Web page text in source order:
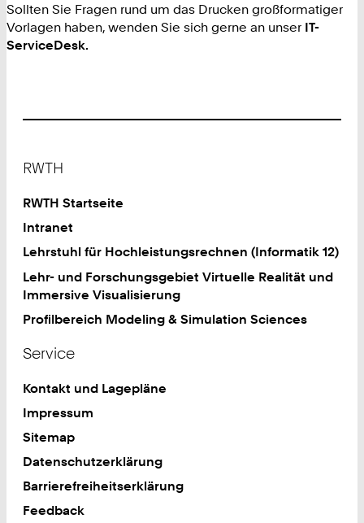
Sollten Sie Fragen rund um das Drucken großformatiger
Vorlagen haben, wenden Sie sich gerne an unser IT-
ServiceDesk.
RWTH
RWTH Startseite
Intranet
Lehrstuhl für Hochleistungsrechnen (Informatik 12)
Lehr- und Forschungsgebiet Virtuelle Realität und
Immersive Visualisierung
Profilbereich Modeling & Simulation Sciences
Service
Kontakt und Lagepläne
Impressum
Sitemap
Datenschutzerklärung
Barrierefreiheitserklärung
Feedback